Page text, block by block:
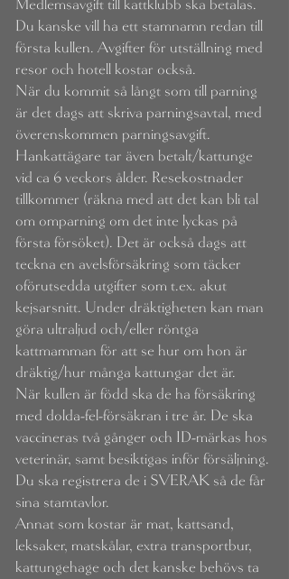
Medlemsavgift till kattklubb ska betalas.
Du kanske vill ha ett stamnamn redan till
första kullen. Avgifter för utställning med
resor och hotell kostar också.
När du kommit så långt som till parning
är det dags att skriva parningsavtal, med
överenskommen parningsavgift.
Hankattägare tar även betalt/kattunge
vid ca 6 veckors ålder. Resekostnader
tillkommer (räkna med att det kan bli tal
om omparning om det inte lyckas på
första försöket). Det är också dags att
teckna en avelsförsäkring som täcker
oförutsedda utgifter som t.ex. akut
kejsarsnitt. Under dräktigheten kan man
göra ultraljud och/eller röntga
kattmamman för att se hur om hon är
dräktig/hur många kattungar det är.
När kullen är född ska de ha försäkring
med dolda-fel-försäkran i tre år. De ska
vaccineras två gånger och ID-märkas hos
veterinär, samt besiktigas inför försäljning.
Du ska registrera de i SVERAK så de får
sina stamtavlor.
Annat som kostar är mat, kattsand,
leksaker, matskålar, extra transportbur,
kattungehage och det kanske behövs ta